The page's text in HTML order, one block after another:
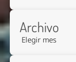
Archivo